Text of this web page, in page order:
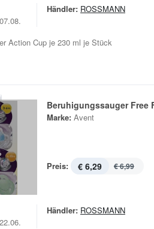
Händler: ROSSMANN
Action Cup je 230 ml je Stück
Beruhigungssauger Free
Marke: Avent
Preis: € 6,29 € 6,99
Händler: ROSSMANN